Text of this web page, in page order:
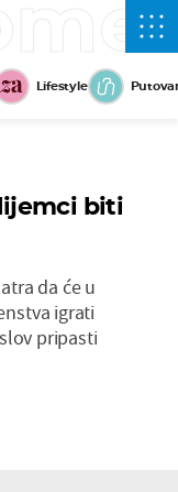
Lifestyle
biti
da će u
igrati
pripasti